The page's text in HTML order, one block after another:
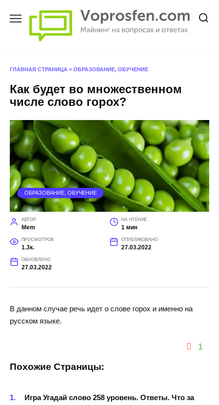
ГЛАВНАЯ СТРАНИЦА » ОБРАЗОВАНИЕ, ОБУЧЕНИЕ
Как будет во множественном
числе слово горох?
ОБРАЗОВАНИЕ, ОБУЧЕНИЕ
АВТОР
Mem
НА ЧТЕНИЕ
1 мин
ПРОСМОТРОВ
1.3к.
ОПУБЛИКОВАНО
27.03.2022
ОБНОВЛЕНО
27.03.2022
В данном случае речь идет о слове горох и именно на
русском языке.
1
Похожие Страницы:
Игра Угадай слово 258 уровень. Ответы. Что за